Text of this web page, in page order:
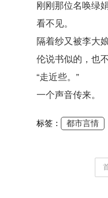
刚刚那位名唤绿
看不见。
隔着纱又被李大
伦说书似的，也
“走近些。”
一个声音传来。
标签： 都市言情